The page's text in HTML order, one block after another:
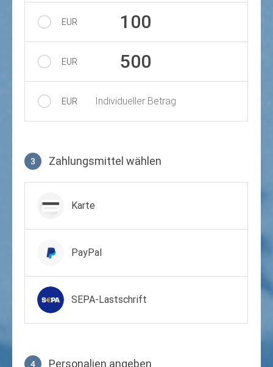
EUR 100
EUR 500
EUR Individueller Betrag
3 Zahlungsmittel wählen
Karte
PayPal
SEPA-Lastschrift
4 Personalien angeben